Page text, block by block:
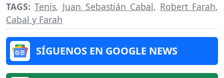
TAGS:Tenis, Juan Sebastián Cabal, Robert Farah,
Cabal y Farah
SÍGUENOS EN GOOGLE NEWS